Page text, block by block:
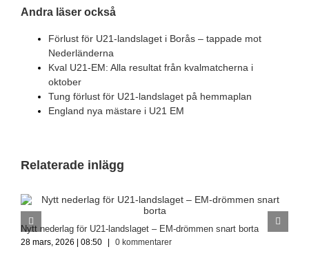
Andra läser också
Förlust för U21-landslaget i Borås – tappade mot
Nederländerna
Kval U21-EM: Alla resultat från kvalmatcherna i
oktober
Tung förlust för U21-landslaget på hemmaplan
England nya mästare i U21 EM
Relaterade inlägg
Nytt nederlag för U21-landslaget – EM-drömmen snart borta
28 mars, 2026 | 08:50 0 kommentarer